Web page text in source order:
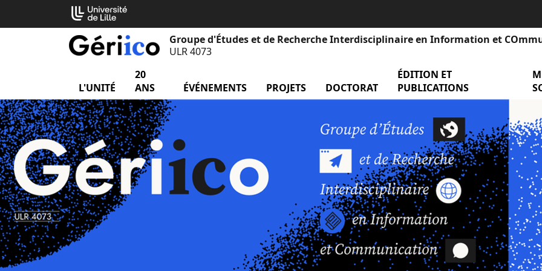
Groupe d'Études et de Recherche Interdisciplinaire en Information et
ULR 4073
L'UNITÉ menu L'unité
20
ANS
ÉVÉNEMENTS menu Événements
PROJETS menu Projets
DOCTORAT menu Doctorat
ÉDITION ET
PUBLICATIONS
Cookies management panel